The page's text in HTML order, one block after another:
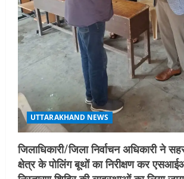
STATES NEWS
महाराज की राजस्थान के
शिष्टाचार भेंट पर्यटन और
गतिविधियों के विस्तार पर हुई
August 4, 2026
UTTARAKHAND NEWS
जिलाधिकारी/जिला निर्वाचन अधिकारी ने
क्षेत्र के पोलिंग बूथों का निरीक्षण कर